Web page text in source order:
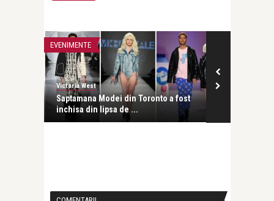
EVENIMENTE
Victoria West
Saptamana Modei din Toronto a fost
inchisa din lipsa de ...